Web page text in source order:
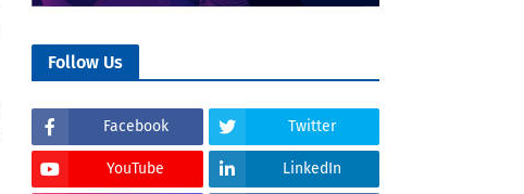
Follow Us
Facebook Twitter
YouTube LinkedIn